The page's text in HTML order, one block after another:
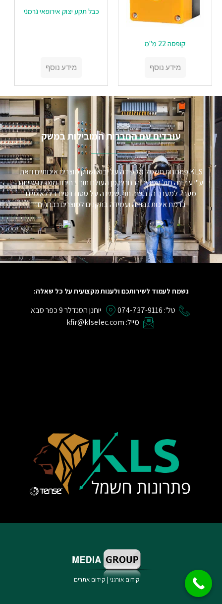
קופסה 22 מ"מ
מידע נוסף
כבל תקע יצוק אירופאי גרמני
מידע נוסף
עובדים עם החברות המובילות במשק​
KLS פתרונות חשמל מקפידה על יבוא ושווק מוצרים איכותיים וזאת
ע"י עבודה מול ספקים נבחרים מן העולם תוך בחירת מוצרים שייתנו
מענה למערך הדרישה תוך שמירה על סטנדרטים בינלאומיים
ברמת איכות גבוהה ועמידה בתקנים למוצרים נבחרים.
נשמח לעמוד לשירותכם ולענות מקצועית על כל שאלה:
טל': 074-737-9116
יוחנן הסנדלר 9 כפר סבא
מייל: kfir@klselec.com
קידום אורגני | קידום אתרים